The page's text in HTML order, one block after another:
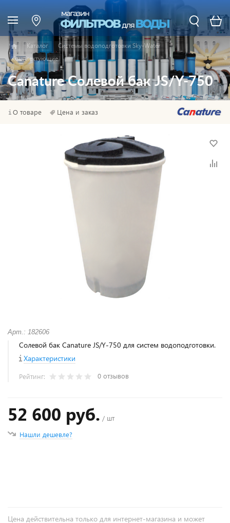
Каталог
Системы водоподготовки Sky-Water
Комплектующие
Canature Солевой бак JS/Y-750
О товаре Цена и заказ
Арт.: 182606
Солевой бак Canature JS/Y-750 для систем водоподготовки.
Характеристики
Рейтинг: 0 отзывов
52 600 руб. / шт
Нашли дешевле?
Цена действительна только для интернет-магазина и может